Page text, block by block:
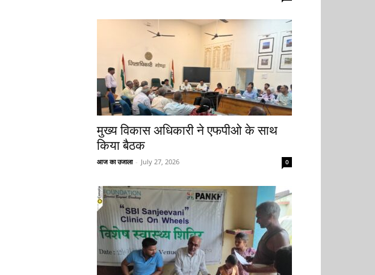
मुख्य विकास अधिकारी ने एफपीओ के साथ
किया बैठक
आज का उजाला - July 27, 2026 0